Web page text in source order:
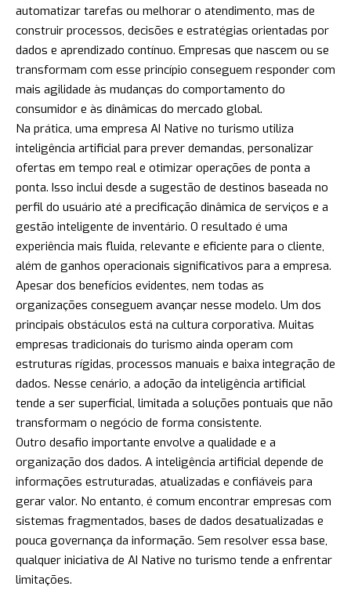
automatizar tarefas ou melhorar o atendimento, mas de
construir processos, decisões e estratégias orientadas por
dados e aprendizado contínuo. Empresas que nascem ou se
transformam com esse princípio conseguem responder com
mais agilidade às mudanças do comportamento do
consumidor e às dinâmicas do mercado global.
Na prática, uma empresa AI Native no turismo utiliza
inteligência artificial para prever demandas, personalizar
ofertas em tempo real e otimizar operações de ponta a
ponta. Isso inclui desde a sugestão de destinos baseada no
perfil do usuário até a precificação dinâmica de serviços e a
gestão inteligente de inventário. O resultado é uma
experiência mais fluida, relevante e eficiente para o cliente,
além de ganhos operacionais significativos para a empresa.
Apesar dos benefícios evidentes, nem todas as
organizações conseguem avançar nesse modelo. Um dos
principais obstáculos está na cultura corporativa. Muitas
empresas tradicionais do turismo ainda operam com
estruturas rígidas, processos manuais e baixa integração de
dados. Nesse cenário, a adoção da inteligência artificial
tende a ser superficial, limitada a soluções pontuais que não
transformam o negócio de forma consistente.
Outro desafio importante envolve a qualidade e a
organização dos dados. A inteligência artificial depende de
informações estruturadas, atualizadas e confiáveis para
gerar valor. No entanto, é comum encontrar empresas com
sistemas fragmentados, bases de dados desatualizadas e
pouca governança da informação. Sem resolver essa base,
qualquer iniciativa de AI Native no turismo tende a enfrentar
limitações.